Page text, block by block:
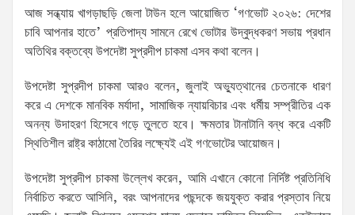
আজ সন্ধ্যায় খাগড়াছড়ি জেলা টাউন হলে আয়োজিত ‘গণভোট ২০২৬: দেশের
চাবি আপনার হাতে’ প্রতিপাদ্য সামনে রেখে ভোটার উদ্বুদ্ধকরণ সভায় প্রধান
অতিথির বক্তব্যে উপদেষ্টা সুপ্রদীপ চাকমা এসব কথা বলেন।
উপদেষ্টা সুপ্রদীপ চাকমা আরও বলেন, জুলাই অভ্যুত্থানের চেতনাকে ধারণ
করে এ দেশকে মানবিক মর্যাদা, সামাজিক ন্যায়বিচার এবং ধর্মীয় সম্প্রীতির এক
অনন্য উদাহরণ হিসেবে গড়ে তুলতে হবে। ক্ষমতার টানাটানি বন্ধ করে একটি
স্থিতিশীল রাষ্ট্র কাঠামো তৈরির লক্ষ্যেই এই গণভোটের আয়োজন।
উপদেষ্টা সুপ্রদীপ চাকমা উল্লেখ করেন, আমি এখানে কোনো নির্দিষ্ট প্রতিনিধি
নির্বাচিত করতে আসিনি, বরং আপনাদের পছন্দকে জয়যুক্ত করার প্রস্তাব নিয়ে